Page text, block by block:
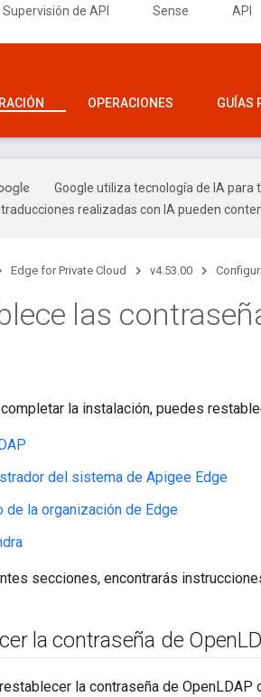
Supervisión de API Sense API
OPERACIONES GUÍAS
Google utiliza tecnología de IA
realizadas con IA pueden
Edge for Private Cloud v4.53.00
las
la instalación, puedes
del sistema de Apigee Edge
de la organización de Edge
secciones, encontrarás
la contraseña de Open
la contraseña de